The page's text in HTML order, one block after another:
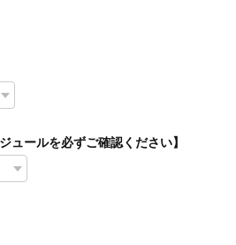
ュールを必ずご確認ください】